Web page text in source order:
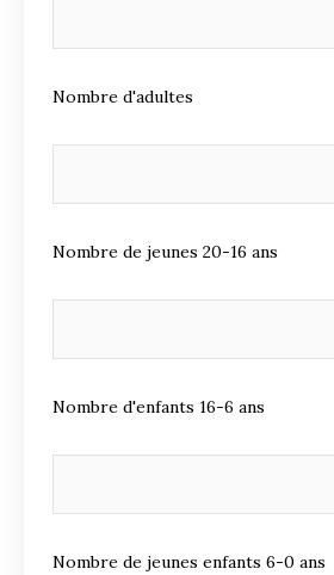
Nombre d'adultes
Nombre de jeunes 20-16 ans
Nombre d'enfants 16-6 ans
Nombre de jeunes enfants 6-0 ans